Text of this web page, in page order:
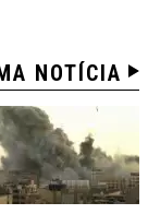
NOTÍCIA